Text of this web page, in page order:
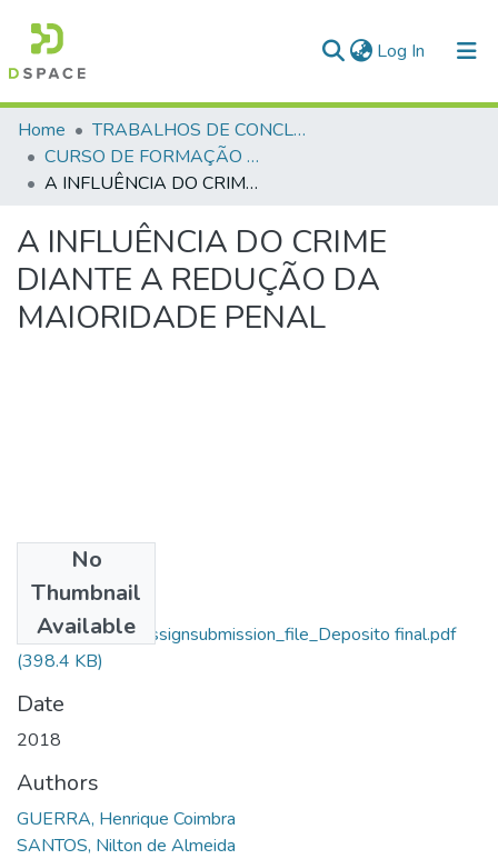
Log In (current)
Communities & Collections
All of DSpace
Home
TRABALHOS DE CONCLUSÃO DE CURSO - CFP (CURSO DE FORMAÇÃO DE PRAÇAS)
CURSO DE FORMAÇÃO DE PRAÇAS - CFP - 2018
A INFLUÊNCIA DO CRIME DIANTE A REDUÇÃO DA MAIORIDADE PENAL
A INFLUÊNCIA DO CRIME
DIANTE A REDUÇÃO DA
MAIORIDADE PENAL
No
Thumbnail
Available
Henrique Coimbra
Guerra_13547_assignsubmission_file_Deposito final.pdf
(398.4 KB)
Date
2018
Authors
GUERRA, Henrique Coimbra
SANTOS, Nilton de Almeida